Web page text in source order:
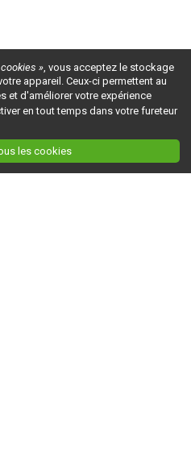
», vous acceptez le stockage
appareil. Ceux-ci permettent au
et d'améliorer votre expérience
en tout temps dans votre fureteur
les cookies